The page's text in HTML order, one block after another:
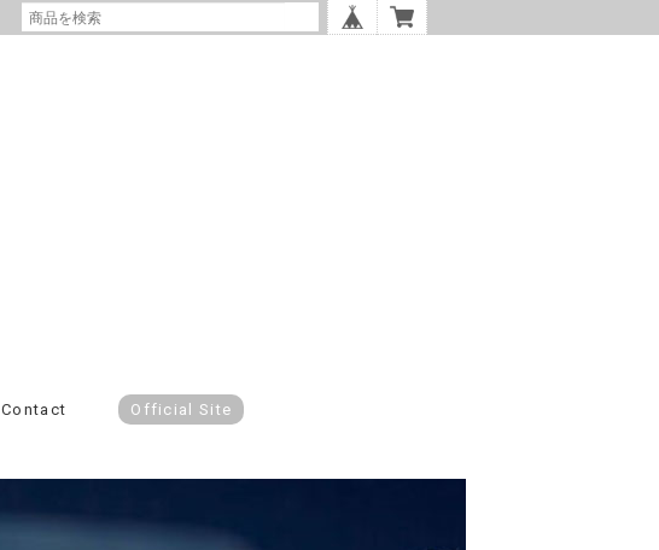
Contact Official Site